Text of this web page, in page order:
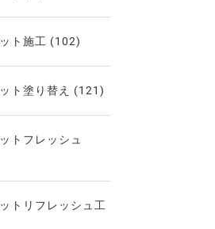
ト施工 (102)
ト塗り替え (121)
トフレッシュ
トリフレッシュ工